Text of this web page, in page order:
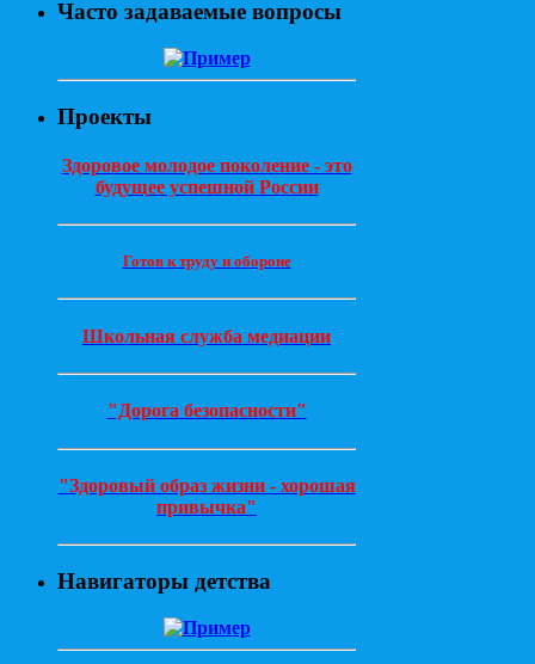
Часто задаваемые вопросы
Проекты
Здоровое молодое поколение - это
будущее успешной России
Готов к труду и обороне
Школьная служба медиации
"Дорога безопасности"
"Здоровый образ жизни - хорошая
привычка"
Навигаторы детства